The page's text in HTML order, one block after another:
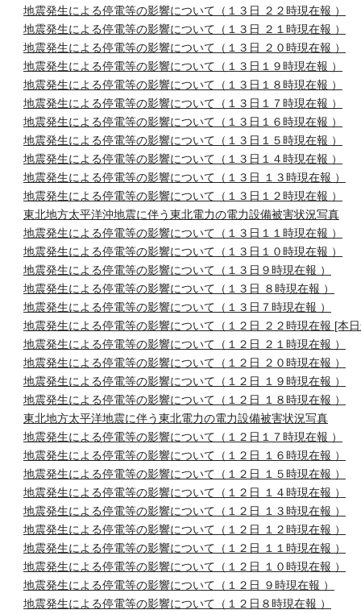
地震発生による停電等の影響について（１３日 ２２時現在報 ）
地震発生による停電等の影響について（１３日 ２１時現在報 ）
地震発生による停電等の影響について（１３日 ２０時現在報 ）
地震発生による停電等の影響について（１３日１９時現在報 ）
地震発生による停電等の影響について（１３日１８時現在報 ）
地震発生による停電等の影響について（１３日１７時現在報 ）
地震発生による停電等の影響について（１３日１６時現在報 ）
地震発生による停電等の影響について（１３日１５時現在報 ）
地震発生による停電等の影響について（１３日１４時現在報 ）
地震発生による停電等の影響について（１３日 １３時現在報 ）
地震発生による停電等の影響について（１３日１２時現在報 ）
東北地方太平洋沖地震に伴う東北電力の電力設備被害状況写真
地震発生による停電等の影響について（１３日１１時現在報 ）
地震発生による停電等の影響について（１３日１０時現在報 ）
地震発生による停電等の影響について（１３日９時現在報 ）
地震発生による停電等の影響について（１３日 ８時現在報 ）
地震発生による停電等の影響について（１３日７時現在報 ）
地震発生による停電等の影響について（１２日 ２２時現在報 [本
地震発生による停電等の影響について（１２日 ２１時現在報 ）
地震発生による停電等の影響について（１２日 ２０時現在報 ）
地震発生による停電等の影響について（１２日 １９時現在報 ）
地震発生による停電等の影響について（１２日 １８時現在報 ）
東北地方太平洋地震に伴う東北電力の電力設備被害状況写真
地震発生による停電等の影響について（１２日１７時現在報 ）
地震発生による停電等の影響について（１２日 １６時現在報 ）
地震発生による停電等の影響について（１２日 １５時現在報 ）
地震発生による停電等の影響について（１２日 １４時現在報 ）
地震発生による停電等の影響について（１２日 １３時現在報 ）
地震発生による停電等の影響について（１２日 １２時現在報 ）
地震発生による停電等の影響について（１２日 １１時現在報 ）
地震発生による停電等の影響について（１２日 １０時現在報 ）
地震発生による停電等の影響について（１２日 ９時現在報 ）
地震発生による停電等の影響について（１２日８時現在報 ）